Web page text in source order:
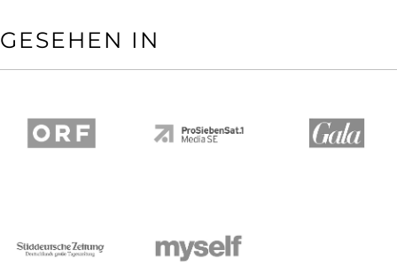
GESEHEN IN